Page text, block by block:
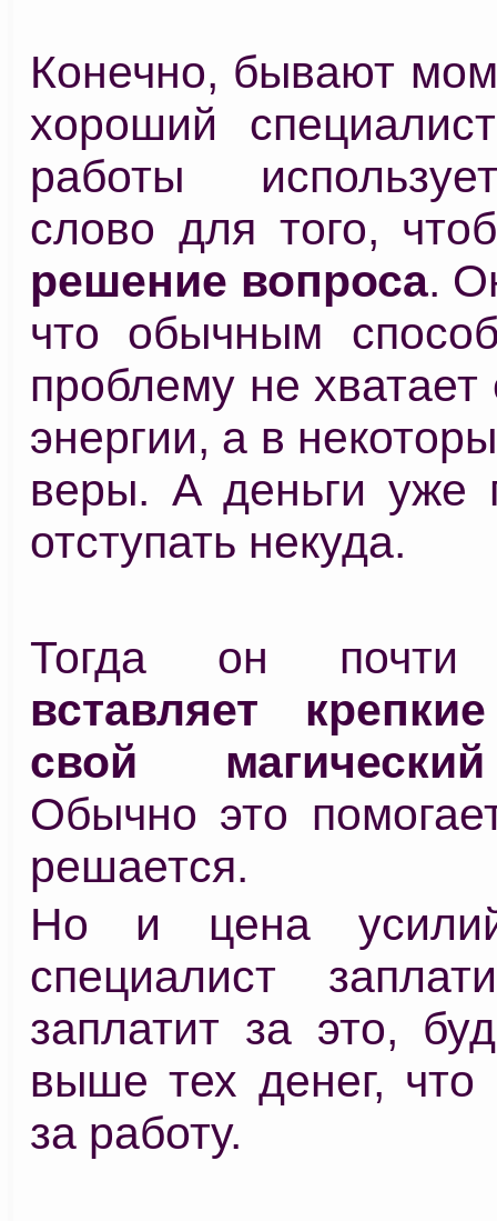
Конечно, бывают
хороший
работы
слово для того,
решение вопроса.
что обычным
проблему не хватает
энергии, а в
веры. А деньги уже
отступать некуда.
Тогда он
вставляет
свой
Обычно это
решается.
Но и цена
специалист
заплатит за это,
выше тех денег, что
за работу.